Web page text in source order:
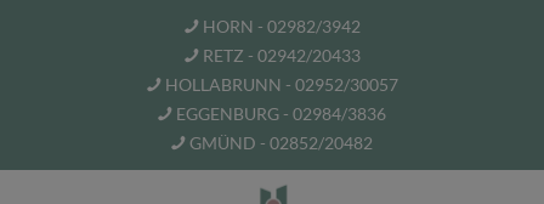
HORN - 02982/3942
RETZ - 02942/20433
HOLLABRUNN - 02952/30057
EGGENBURG - 02984/3836
GMÜND - 02852/20482